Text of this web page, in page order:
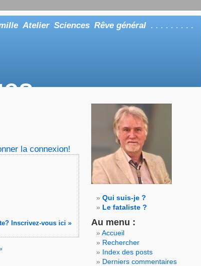
Atelier Sciences Rêve général . . . . . . . . .
la connexion!
Inscrivez-vous ici »
Qui suis-je ?
Le fataliste ?
Au menu :
Accueil
Rechercher
Index des posts
Derniers commentaires